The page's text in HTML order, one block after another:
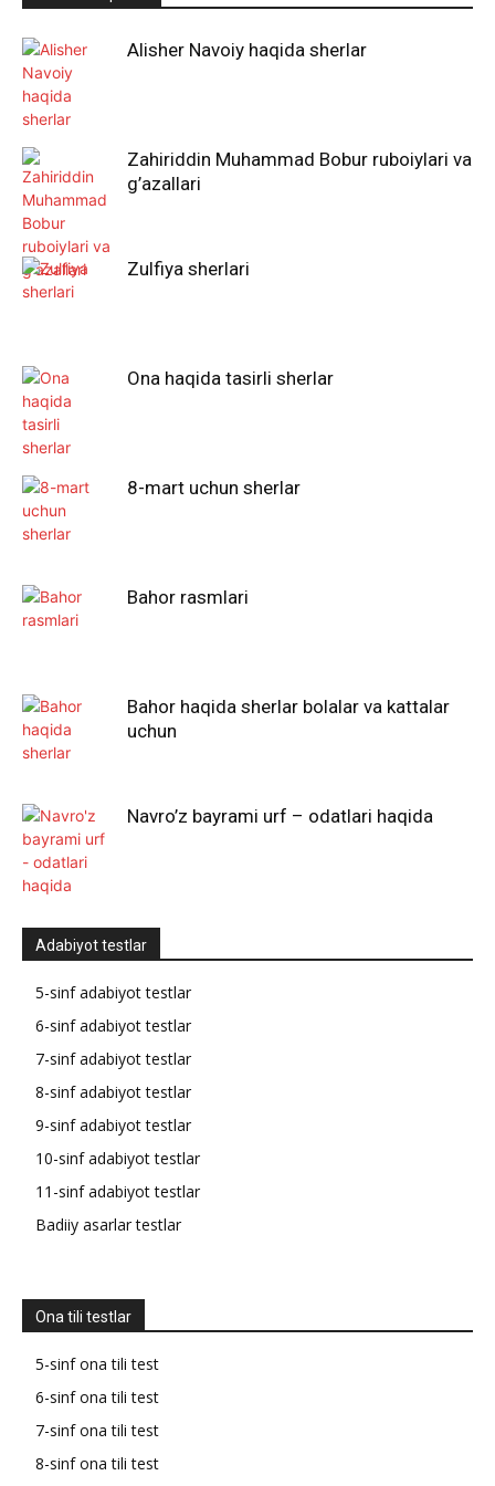
Alisher Navoiy haqida sherlar
Zahiriddin Muhammad Bobur ruboiylari va
g’azallari
Zulfiya sherlari
Ona haqida tasirli sherlar
8-mart uchun sherlar
Bahor rasmlari
Bahor haqida sherlar bolalar va kattalar
uchun
Navro’z bayrami urf – odatlari haqida
Adabiyot testlar
5-sinf adabiyot testlar
6-sinf adabiyot testlar
7-sinf adabiyot testlar
8-sinf adabiyot testlar
9-sinf adabiyot testlar
10-sinf adabiyot testlar
11-sinf adabiyot testlar
Badiiy asarlar testlar
Ona tili testlar
5-sinf ona tili test
6-sinf ona tili test
7-sinf ona tili test
8-sinf ona tili test